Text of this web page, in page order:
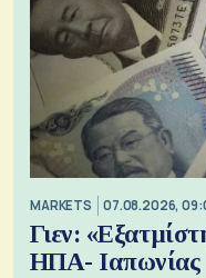
MARKETS 07.08.2026,
Γιεν:
ΗΠΑ- Ιαπωνίας